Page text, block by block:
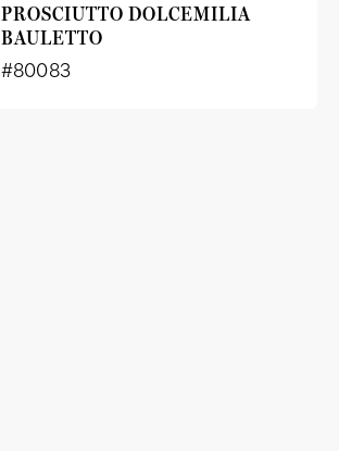
PROSCIUTTO DOLCEMILIA
BAULETTO
#80083